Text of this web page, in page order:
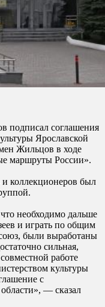
подписал соглашения
Ярославской
Жильцов в ходе
маршруты России».
коллекционеров был
необходимо дальше
и играть по общим
были выработаны
сильная,
работе
культуры
с
— сказал